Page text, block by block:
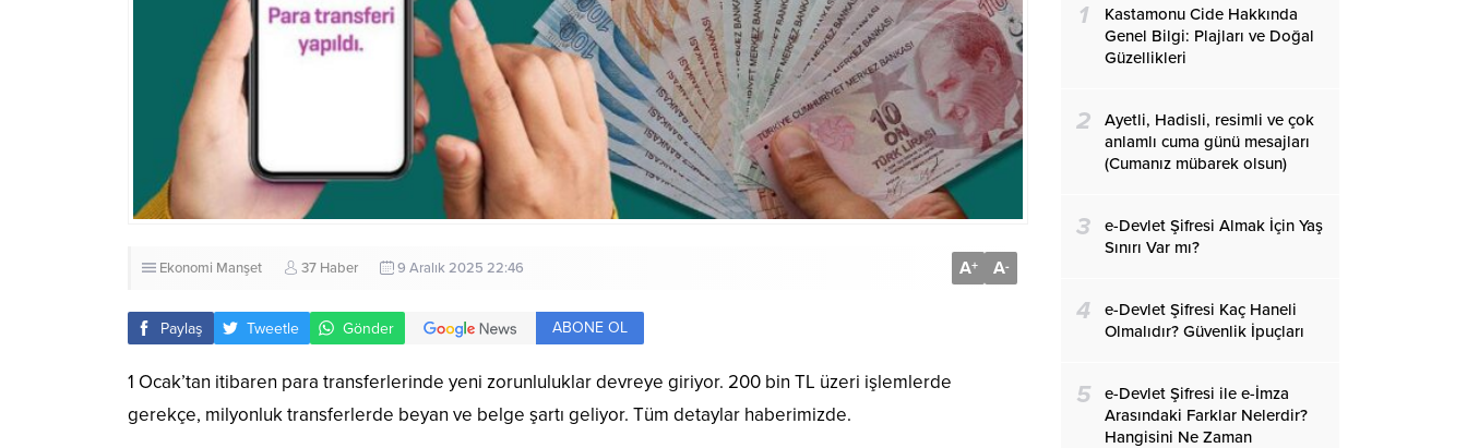
Ekonomi Manşet 37 Haber 9 Aralık 2025 22:46 A+ A-
Paylaş Tweetle Gönder ABONE OL
1 Ocak’tan itibaren para transferlerinde yeni zorunluluklar devreye giriyor. 200 bin TL üzeri işlemlerde
gerekçe, milyonluk transferlerde beyan ve belge şartı geliyor. Tüm detaylar haberimizde.
1
Kastamonu Cide Hakkında
Genel Bilgi: Plajları ve Doğal
Güzellikleri
2
Ayetli, Hadisli, resimli ve çok
anlamlı cuma günü mesajları
(Cumanız mübarek olsun)
3
e-Devlet Şifresi Almak İçin Yaş
Sınırı Var mı?
4
e-Devlet Şifresi Kaç Haneli
Olmalıdır? Güvenlik İpuçları
5
e-Devlet Şifresi ile e-İmza
Arasındaki Farklar Nelerdir?
Hangisini Ne Zaman